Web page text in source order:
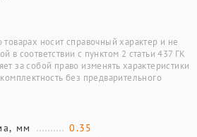
носит справочный характер и не
в соответствии с пунктом 2 статьи 437 ГК
за собой право изменять характеристики
без предварительного
мм
0.35